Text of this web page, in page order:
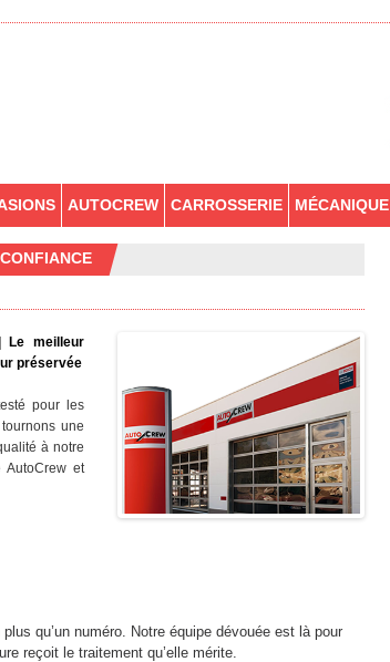
AUTOCREW CARROSSERIE MÉCANIQUE
Le meilleur
préservée
pour les
une
à notre
AutoCrew et
qu’un numéro. Notre équipe dévouée est là pour
reçoit le traitement qu’elle mérite.